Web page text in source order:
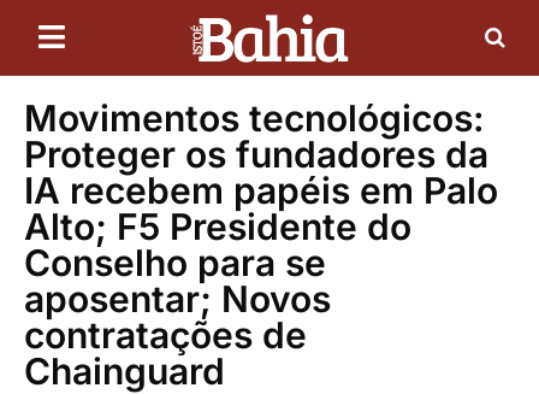
Movimentos tecnológicos:
Proteger os fundadores da
IA recebem papéis em Palo
Alto; F5 Presidente do
Conselho para se
aposentar; Novos
contratações de
Chainguard